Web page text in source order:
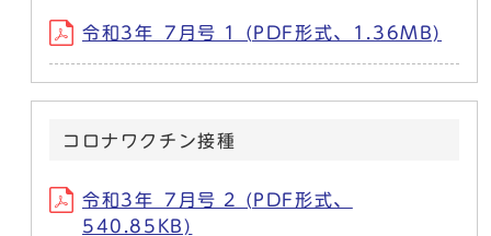
令和3年_7月号 1 (PDF形式、1.36MB)
コロナワクチン接種
令和3年_7月号 2 (PDF形式、
540.85KB)